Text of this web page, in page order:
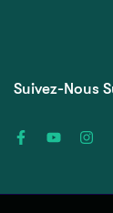
Suivez-Nous